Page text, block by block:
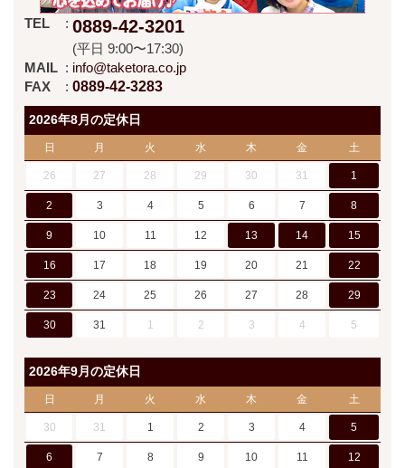
TEL 0889-42-3201
(平日 9:00〜17:30)
MAIL
info@taketora.co.jp
FAX
0889-42-3283
2026年8月の定休日
日 月 火 水 木 金 土
26 27 28 29 30 31 1
2 3 4 5 6 7 8
9 10 11 12 13 14 15
16 17 18 19 20 21 22
23 24 25 26 27 28 29
30 31 1 2 3 4 5
2026年9月の定休日
日 月 火 水 木 金 土
30 31 1 2 3 4 5
6 7 8 9 10 11 12